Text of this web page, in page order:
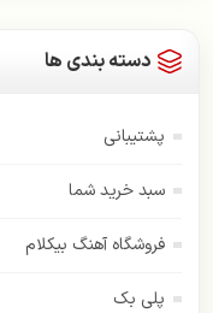
دسته بندی ها
پشتیبانی
سبد خرید شما
فروشگاه آهنگ بیکلام
پلی بک